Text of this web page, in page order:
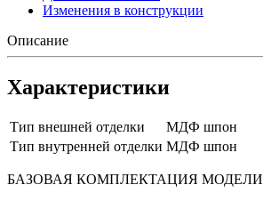
Изменения в конструкции
Описание
Характеристики
Тип внешней отделки
МДФ шпон
Тип внутренней отделки МДФ шпон
БАЗОВАЯ КОМПЛЕКТАЦИЯ МОДЕЛИ